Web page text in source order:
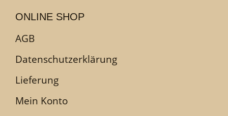
ONLINE SHOP
AGB
Datenschutzerklärung
Lieferung
Mein Konto